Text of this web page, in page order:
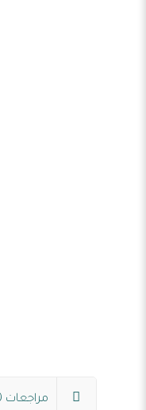
مراجعات